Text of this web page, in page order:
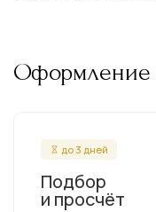
Оформление
до 3 дней
Подбор
и просчёт